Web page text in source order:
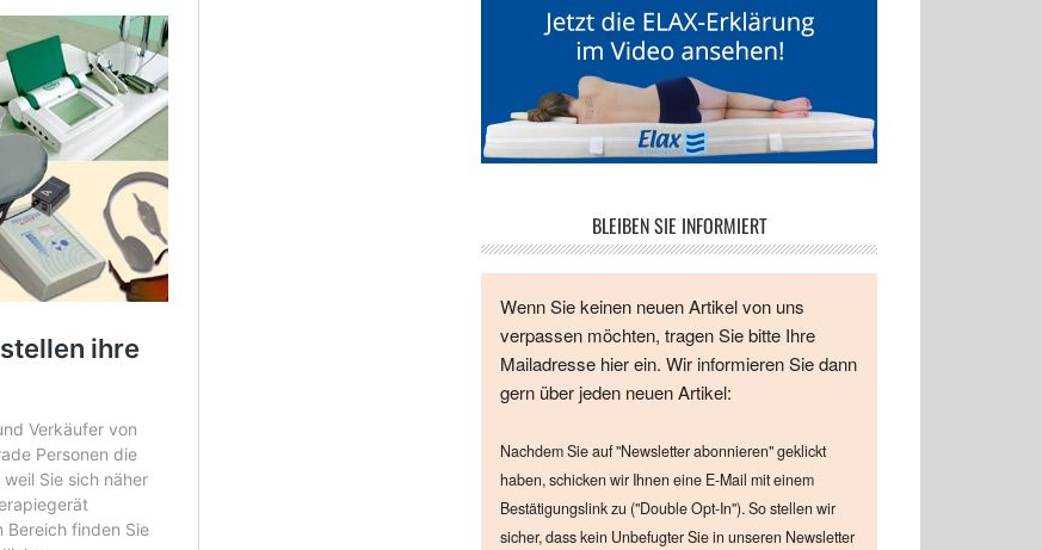
BLEIBEN SIE INFORMIERT
Wenn Sie keinen neuen Artikel von uns
verpassen möchten, tragen Sie bitte Ihre
Mailadresse hier ein. Wir informieren Sie dann
gern über jeden neuen Artikel:
Nachdem Sie auf "Newsletter abonnieren" geklickt
haben, schicken wir Ihnen eine E-Mail mit einem
Bestätigungslink zu ("Double Opt-In"). So stellen wir
sicher, dass kein Unbefugter Sie in unseren Newsletter